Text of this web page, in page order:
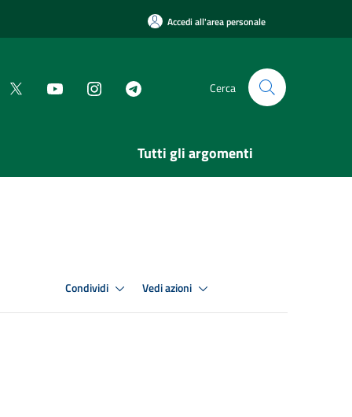
Accedi all'area personale
Cerca
Tutti gli argomenti
Condividi Vedi azioni